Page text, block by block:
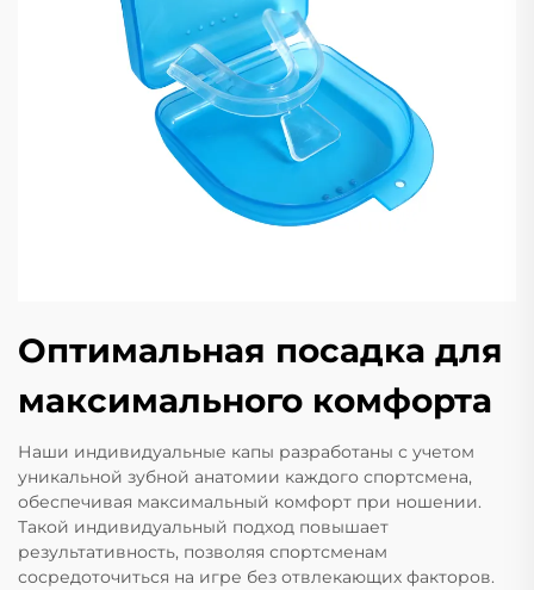
Оптимальная посадка для
максимального комфорта
Наши индивидуальные капы разработаны с учетом
уникальной зубной анатомии каждого спортсмена,
обеспечивая максимальный комфорт при ношении.
Такой индивидуальный подход повышает
результативность, позволяя спортсменам
сосредоточиться на игре без отвлекающих факторов.